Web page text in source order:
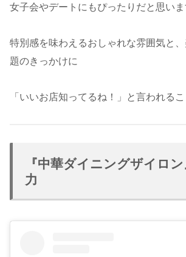
女子会やデートにもぴったりだと思い
特別感を味わえるおしゃれな雰囲気と
題のきっかけに
「いいお店知ってるね！」と言われる
『中華ダイニングザイロ
力